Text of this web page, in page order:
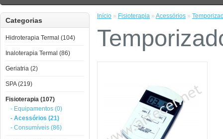
Categorias
Hidroterapia Termal (104)
Inaloterapia Termal (86)
Geriatria (2)
SPA (219)
Fisioterapia (107)
- Equipamentos (0)
- Acessórios (21)
- Consumíveis (86)
Início » Fisioterapia » Acessórios »